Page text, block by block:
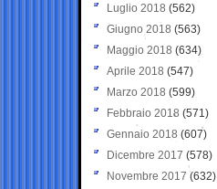
Luglio 2018 (562)
Giugno 2018 (563)
Maggio 2018 (634)
Aprile 2018 (547)
Marzo 2018 (599)
Febbraio 2018 (571)
Gennaio 2018 (607)
Dicembre 2017 (578)
Novembre 2017 (632)